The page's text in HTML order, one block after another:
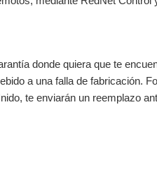
donde quiera que te
a una falla de fabricación.
te enviarán un reemplazo